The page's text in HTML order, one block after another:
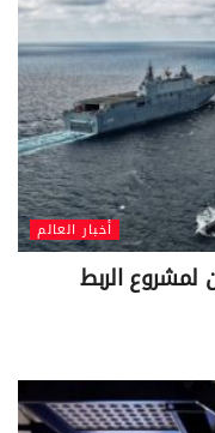
أخبار العالم
لمشروع الربط